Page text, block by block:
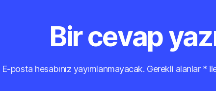
Bir cevap
E-posta hesabınız yayımlanmayacak. Gerekli alanlar *